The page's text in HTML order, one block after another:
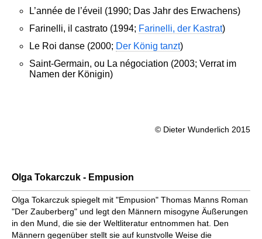
L’année de l’éveil (1990; Das Jahr des Erwachens)
Farinelli, il castrato (1994; Farinelli, der Kastrat)
Le Roi danse (2000; Der König tanzt)
Saint-Germain, ou La négociation (2003; Verrat im
Namen der Königin)
© Dieter Wunderlich 2015
Olga Tokarczuk - Empusion
Olga Tokarczuk spiegelt mit "Empusion" Thomas Manns Roman
"Der Zauberberg" und legt den Männern misogyne Äußerungen
in den Mund, die sie der Weltliteratur entnommen hat. Den
Männern gegenüber stellt sie auf kunstvolle Weise die